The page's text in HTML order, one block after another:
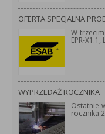
OFERTA SPECJALNA
W
EPR-
WYPRZEDAŻ ROCZNIKA
Ostatnie
rocznika